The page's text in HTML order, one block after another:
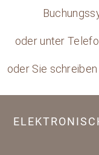
oder unter
oder Sie